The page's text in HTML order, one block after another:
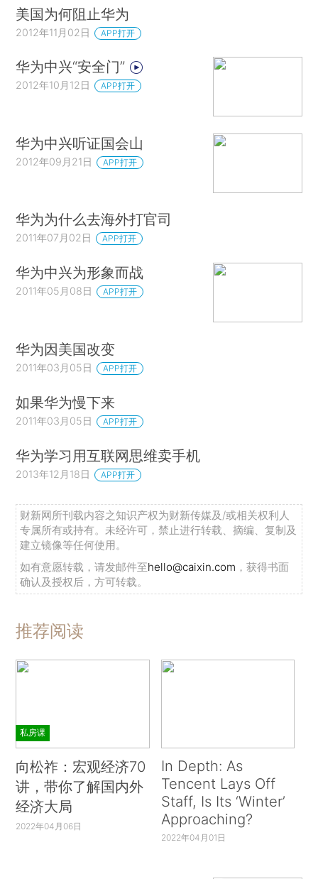
美国为何阻止华为
2012年11月02日 APP打开
华为中兴“安全门”
2012年10月12日 APP打开
华为中兴听证国会山
2012年09月21日 APP打开
华为为什么去海外打官司
2011年07月02日 APP打开
华为中兴为形象而战
2011年05月08日 APP打开
华为因美国改变
2011年03月05日 APP打开
如果华为慢下来
2011年03月05日 APP打开
华为学习用互联网思维卖手机
2013年12月18日 APP打开
财新网所刊载内容之知识产权为财新传媒及/或相关权利人
专属所有或持有。未经许可，禁止进行转载、摘编、复制及
建立镜像等任何使用。
如有意愿转载，请发邮件至hello@caixin.com ，获得书面
确认及授权后，方可转载。
推荐阅读
私房课
向松祚：宏观经济70
讲，带你了解国内外
经济大局
2022年04月06日
In Depth: As
Tencent Lays Off
Staff, Is Its ‘Winter’
Approaching?
2022年04月01日